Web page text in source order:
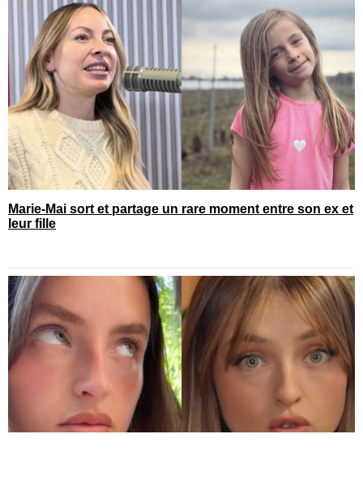
Marie-Mai sort et partage un rare moment entre son ex et
leur fille